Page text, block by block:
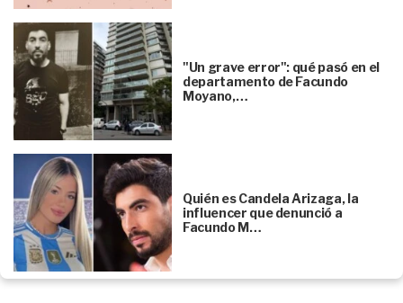
"Un grave error": qué pasó en el
departamento de Facundo
Moyano,…
Quién es Candela Arizaga, la
influencer que denunció a
Facundo M…